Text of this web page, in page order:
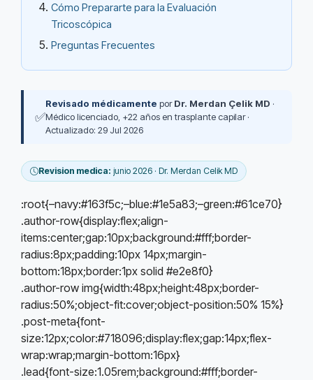
Cómo Prepararte para la Evaluación
Tricoscópica
Preguntas Frecuentes
✅
Revisado médicamente porDr. Merdan Çelik MD ·
Médico licenciado, +22 años en trasplante capilar ·
Actualizado: 29 Jul 2026
Revision medica: junio 2026 · Dr. Merdan Celik MD
:root{–navy:#163f5c;–blue:#1e5a83;–green:#61ce70}
.author-row{display:flex;align-
items:center;gap:10px;background:#fff;border-
radius:8px;padding:10px 14px;margin-
bottom:18px;border:1px solid #e2e8f0}
.author-row img{width:48px;height:48px;border-
radius:50%;object-fit:cover;object-position:50% 15%}
.post-meta{font-
size:12px;color:#718096;display:flex;gap:14px;flex-
wrap:wrap;margin-bottom:16px}
.lead{font-size:1.05rem;background:#fff;border-